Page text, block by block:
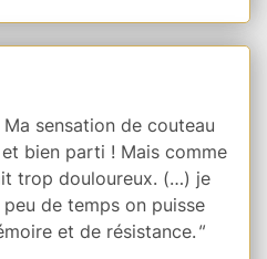
sensation de couteau
bien parti ! Mais comme
trop douloureux. (…) je
de temps on puisse
et de résistance."